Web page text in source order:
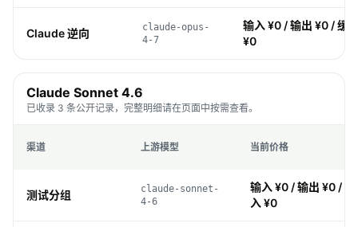
Claude 逆向
claude-opus-
4-7
输入 ¥0 / 输出 ¥0 / 缓
¥0
Claude Sonnet 4.6
已收录 3 条公开记录，完整明细请在页面中按需查看。
渠道 上游模型 当前价格
测试分组
claude-sonnet-
4-6
输入 ¥0 / 输出 ¥0 /
入 ¥0